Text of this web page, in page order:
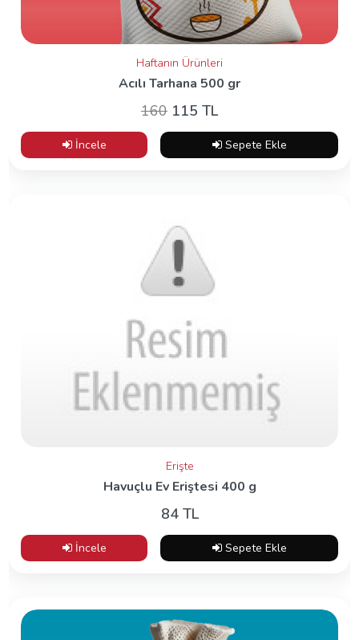
Haftanın Ürünleri
Acılı Tarhana 500 gr
160 115 TL
İncele Sepete Ekle
Erişte
Havuçlu Ev Eriştesi 400 g
84 TL
İncele Sepete Ekle